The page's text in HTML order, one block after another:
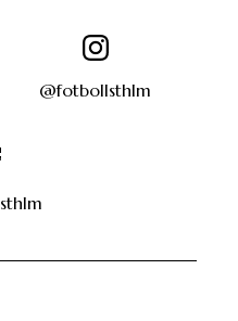
@fotbollsthlm